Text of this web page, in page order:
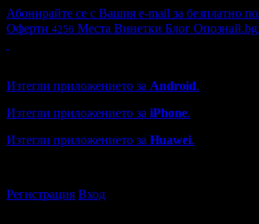
Абонирайте се с Вашия e-mail за безплатно
Оферти 4256 Места Винетки Блог Опознай.bg
Изтегли приложението за Android.
Изтегли приложението за iPhone.
Изтегли приложението за Huawei.
Регистрация Вход